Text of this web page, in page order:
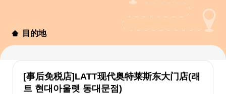
目的地
[事后免税店]LATT现代奥特莱斯东大门店(래
트 현대아울렛 동대문점)